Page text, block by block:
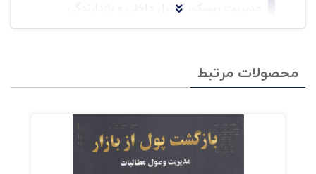
مدیریت ریسک، کنترل داخلی و بازدارندگی
می دهد.
نویسندگان کتاب تلاش کرده اند در هر عنوان با ارائه
مدل ها و جداول، مقصود را بهتر و واضح تر و خواننده
محصولات مرتبط